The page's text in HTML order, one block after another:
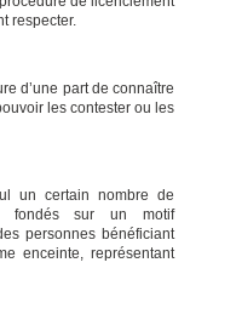
respecter.
d’une part de connaître
les contester ou les
un certain nombre de
fondés sur un motif
personnes bénéficiant
enceinte, représentant